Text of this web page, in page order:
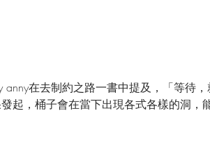
在去制約之路一書中提及，「等待
起，桶子會在當下出現各式各樣的洞，